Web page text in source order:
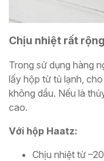
Chịu nhiệt rất
Trong sử dụng hàng
lấy hộp từ tủ lạnh,
không dầu. Nếu là
cao.
Với hộp Haatz:
Chịu nhiệt từ